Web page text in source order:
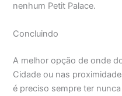
nenhum Petit Palace.
Concluindo
A melhor opção de onde
Cidade ou nas
é preciso sempre ter